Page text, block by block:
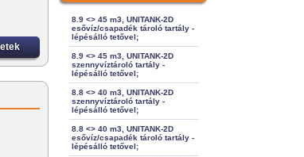
8.9 <> 45 m3, UNITANK-2D
esővíz/csapadék tároló tartály -
lépésálló tetővel;
8.9 <> 45 m3, UNITANK-2D
szennyvíztároló tartály -
lépésálló tetővel;
8.8 <> 40 m3, UNITANK-2D
szennyvíztároló tartály -
lépésálló tetővel;
8.8 <> 40 m3, UNITANK-2D
esővíz/csapadék tároló tartály -
lépésálló tetővel;